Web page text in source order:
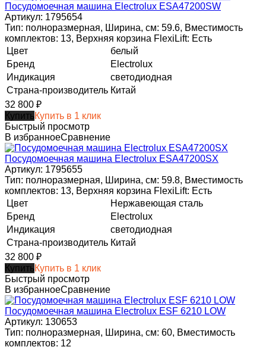
Посудомоечная машина Electrolux ESA47200SW
Артикул: 1795654
Тип: полноразмерная, Ширина, см: 59.6, Вместимость
комплектов: 13, Верхняя корзина FlexiLift: Есть
Цвет
белый
Бренд
Electrolux
Индикация
светодиодная
Страна-производитель Китай
32 800 ₽
КупитьКупить в 1 клик
Быстрый просмотр
В избранноеСравнение
Посудомоечная машина Electrolux ESA47200SX
Артикул: 1795655
Тип: полноразмерная, Ширина, см: 59.8, Вместимость
комплектов: 13, Верхняя корзина FlexiLift: Есть
Цвет
Нержавеющая сталь
Бренд
Electrolux
Индикация
светодиодная
Страна-производитель Китай
32 800 ₽
КупитьКупить в 1 клик
Быстрый просмотр
В избранноеСравнение
Посудомоечная машина Electrolux ESF 6210 LOW
Артикул: 130653
Тип: полноразмерная, Ширина, см: 60, Вместимость
комплектов: 12